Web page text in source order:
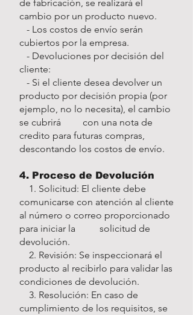
de fabricación, se realizará el
cambio por un producto nuevo.
- Los costos de envío serán
cubiertos por la empresa.
- Devoluciones por decisión del
cliente:
- Si el cliente desea devolver un
producto por decisión propia (por
ejemplo, no lo necesita), el cambio
se cubrirá con una nota de
credito para futuras compras,
descontando los costos de envío.
4. Proceso de Devolución
1. Solicitud: El cliente debe
comunicarse con atención al cliente
al número o correo proporcionado
para iniciar la solicitud de
devolución.
2. Revisión: Se inspeccionará el
producto al recibirlo para validar las
condiciones de devolución.
3. Resolución: En caso de
cumplimiento de los requisitos, se